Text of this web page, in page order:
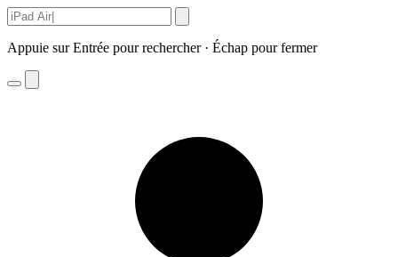
Appuie sur Entrée pour rechercher · Échap pour fermer